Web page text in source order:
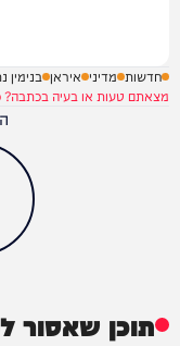
חדשות מדיני איראן בנימין
מצאתם טעות או בעיה בכתבה?
תוכן שאסור